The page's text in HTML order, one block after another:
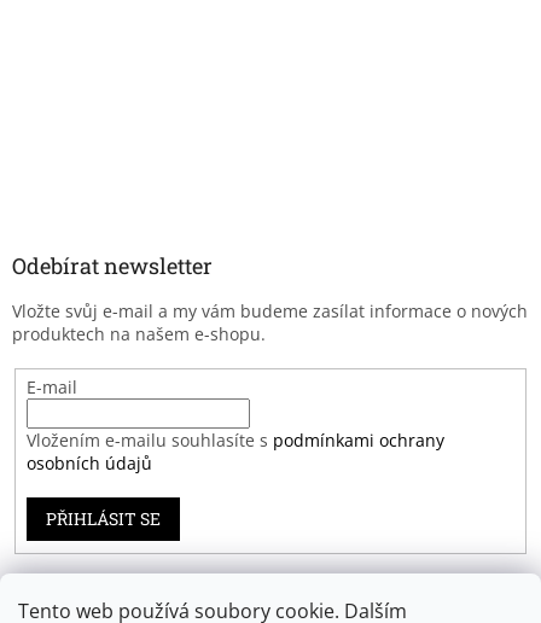
Tento web používá soubory cookie. Dalším
Odebírat newsletter
Vložte svůj e-mail a my vám budeme zasílat informace o nových
produktech na našem e-shopu.
E-mail
Vložením e-mailu souhlasíte s podmínkami ochrany
osobních údajů
PŘIHLÁSIT SE